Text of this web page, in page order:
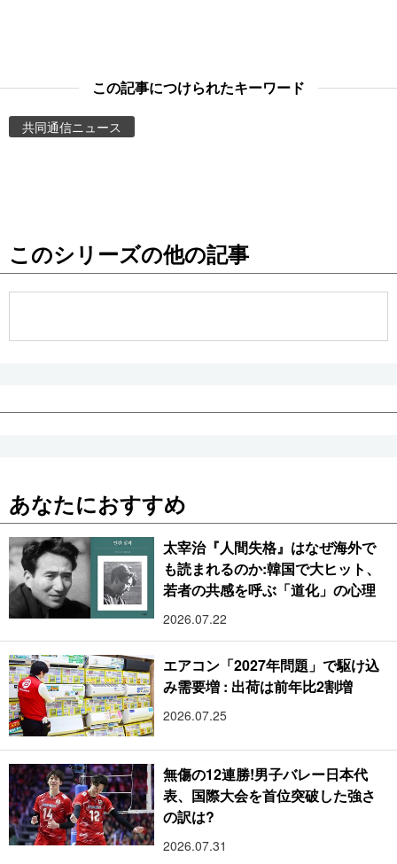
Images
People
公式SNS
この記事につけられたキーワード
共同通信ニュース
このシリーズの他の記事
あなたにおすすめ
太宰治『人間失格』はなぜ海外で
も読まれるのか:韓国で大ヒット、
若者の共感を呼ぶ「道化」の心理
2026.07.22
エアコン「2027年問題」で駆け込
み需要増 : 出荷は前年比2割増
2026.07.25
無傷の12連勝!男子バレー日本代
表、国際大会を首位突破した強さ
の訳は?
2026.07.31